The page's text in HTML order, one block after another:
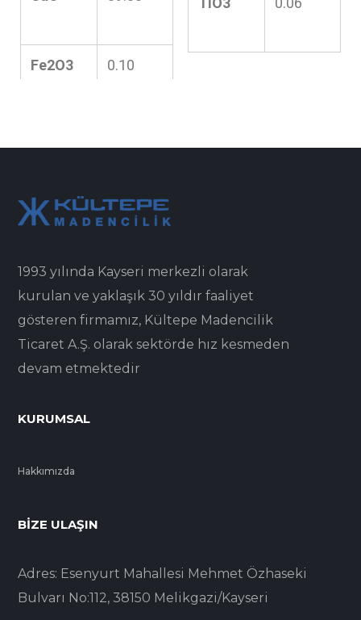
Fe2O3 0.10
1993 yılında Kayseri merkezli olarak
kurulan ve yaklaşık 30 yıldır faaliyet
gösteren firmamız, Kültepe Madencilik
Ticaret A.Ş. olarak sektörde hız kesmeden
devam etmektedir
KURUMSAL
Hakkımızda
BIZE ULAŞIN
Adres: Esenyurt Mahallesi Mehmet Özhaseki
Bulvarı No:112, 38150 Melikgazi/Kayseri